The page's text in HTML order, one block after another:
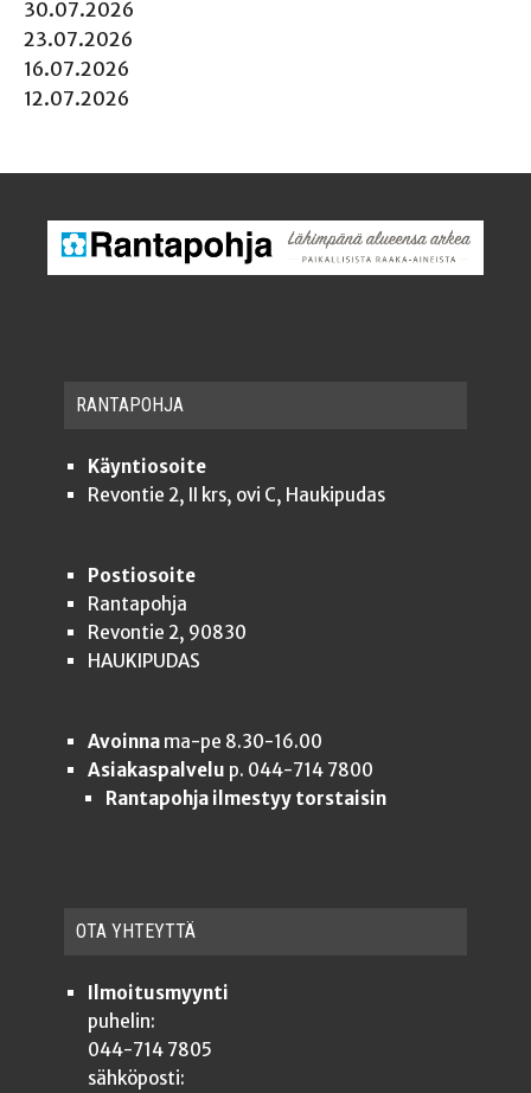
30.07.2026
23.07.2026
16.07.2026
12.07.2026
RAN­TA­POH­JA
Käyntiosoite
Revontie 2, II krs, ovi C, Haukipudas
Postiosoite
Rantapohja
Revontie 2, 90830
HAUKIPUDAS
Avoinnama-pe 8.30-16.00
Asiakaspalvelu p. 044-714 7800
Rantapohja ilmestyy torstaisin
OTA YHTEYT­TÄ
Ilmoitusmyynti
puhelin:
044-714 7805
sähköposti: